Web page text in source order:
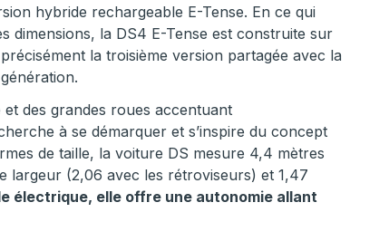
hybride rechargeable E-Tense. En ce qui
dimensions, la DS4 E-Tense est construite sur
la troisième version partagée avec la
des grandes roues accentuant
à se démarquer et s’inspire du concept
de taille, la voiture DS mesure 4,4 mètres
largeur (2,06 avec les rétroviseurs) et 1,47
électrique, elle offre une autonomie allant